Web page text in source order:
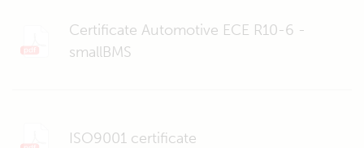
Certificate Automotive ECE R10-6 -
smallBMS
ISO9001 certificate